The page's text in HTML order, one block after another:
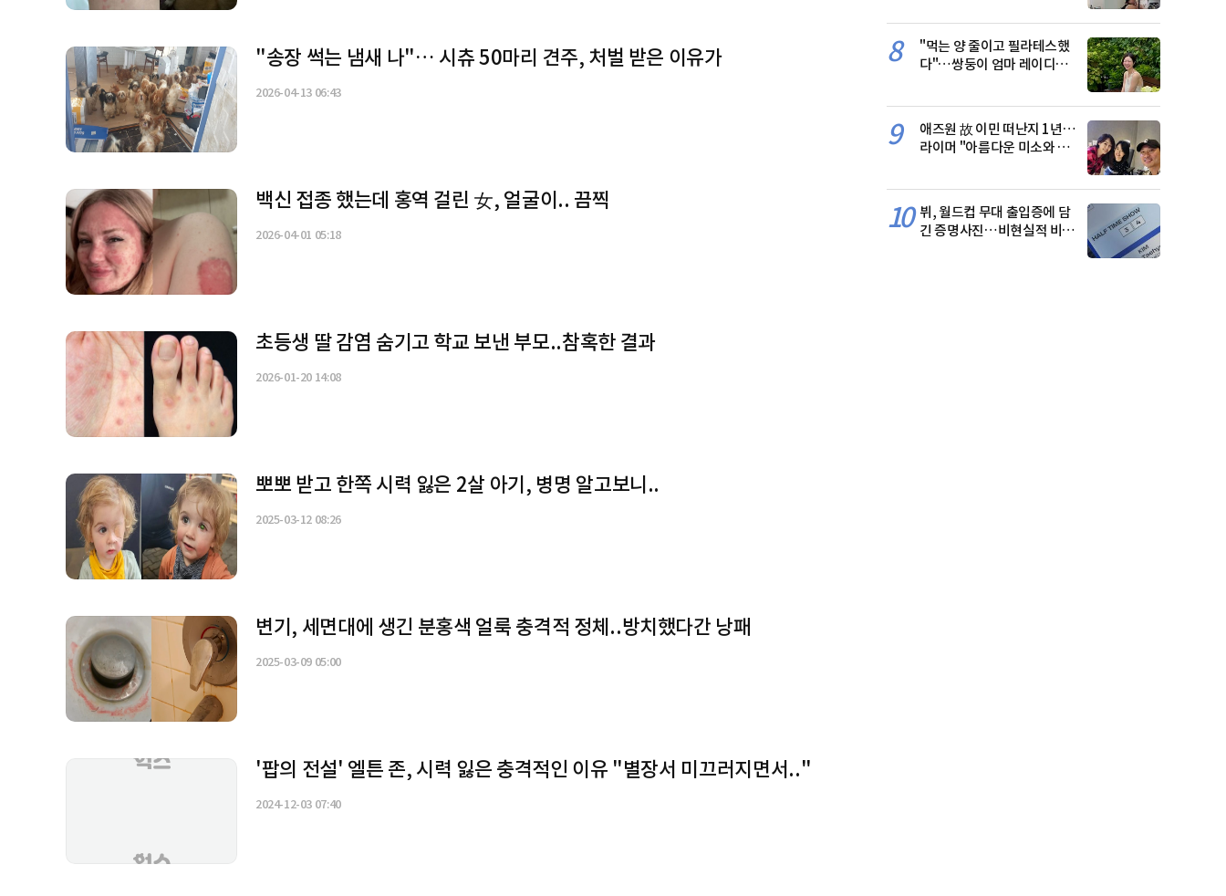
"송장 썩는 냄새 나"… 시츄 50마리 견주, 처벌 받은 이유가
2026-04-13 06:43
백신 접종 했는데 홍역 걸린 女, 얼굴이.. 끔찍
2026-04-01 05:18
초등생 딸 감염 숨기고 학교 보낸 부모..참혹한 결과
2026-01-20 14:08
뽀뽀 받고 한쪽 시력 잃은 2살 아기, 병명 알고보니..
2025-03-12 08:26
변기, 세면대에 생긴 분홍색 얼룩 충격적 정체..방치했다간 낭패
2025-03-09 05:00
'팝의 전설' 엘튼 존, 시력 잃은 충격적인 이유 "별장서 미끄러지면서.."
2024-12-03 07:40
"먹는 양 줄이고 필라테스했
다"…쌍둥이 엄마 레이디제
8
애즈원 故 이민 떠난지 1년…
라이머 "아름다운 미소와 목
9
뷔, 월드컵 무대 출입증에 담
긴 증명사진…비현실적 비주
10